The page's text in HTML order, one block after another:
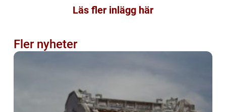
Läs fler inlägg här
Fler nyheter